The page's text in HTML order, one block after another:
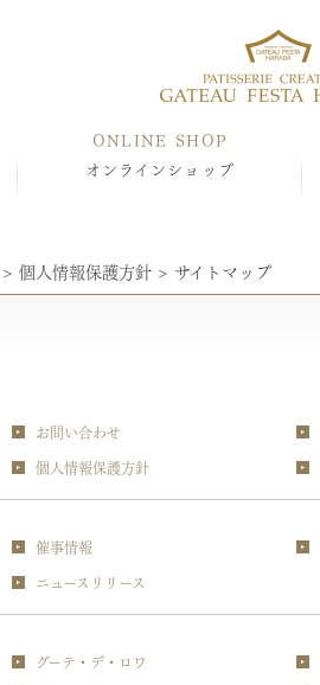
ONLINE SHOP
オンラインショップ
> 個人情報保護方針 > サイトマップ
お問い合わせ
個人情報保護方針
催事情報
ニュースリリース
グーテ・デ・ロワ